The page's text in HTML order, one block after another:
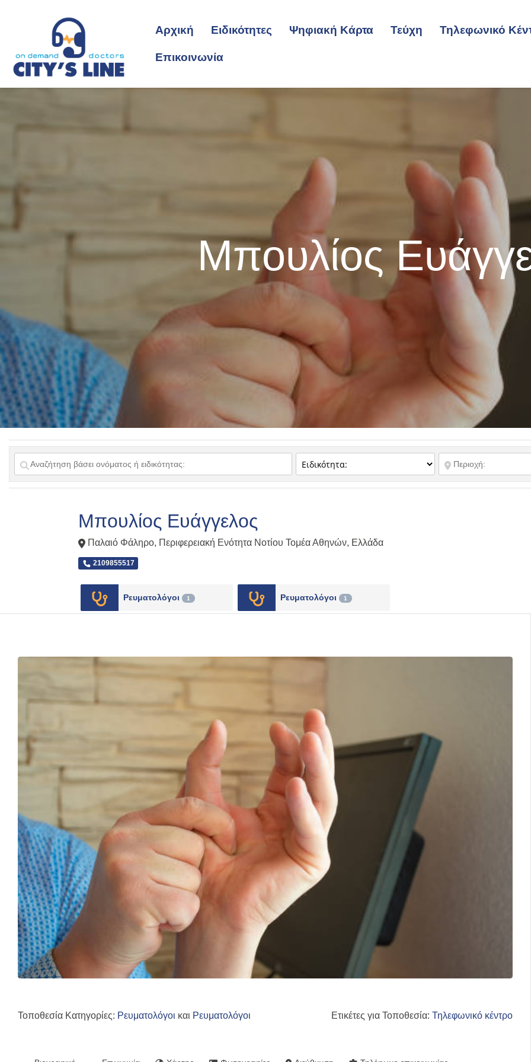
Αρχική Ειδικότητες Ψηφιακή Κάρτα Τεύχη Τηλεφωνικό
Επικοινωνία
Μπουλίος
Μπουλίος Ευάγγελος
Παλαιό Φάληρο, Περιφερειακή Ενότητα Νοτίου Τομέα Αθηνών, Ελλάδα
2109855517
Ρευματολόγοι 1 Ρευματολόγοι 1
Τοποθεσία Κατηγορίες: Ρευματολόγοι και Ρευματολόγοι Ετικέτες για Τοποθεσία: Τηλεφωνικό κέντρο